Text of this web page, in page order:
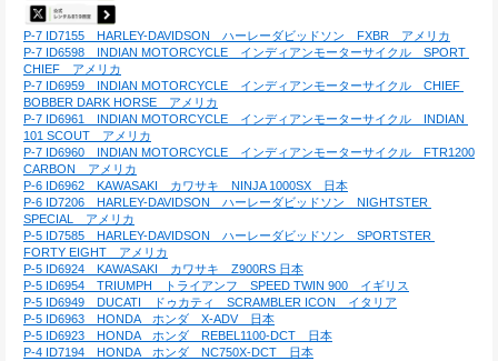
P-7 ID7155　HARLEY-DAVIDSON　ハーレーダビッドソン　FXBR　アメリカ
P-7 ID6598　INDIAN MOTORCYCLE　インディアンモーターサイクル　SPORT
CHIEF　アメリカ
P-7 ID6959　INDIAN MOTORCYCLE　インディアンモーターサイクル　CHIEF
BOBBER DARK HORSE　アメリカ
P-7 ID6961　INDIAN MOTORCYCLE　インディアンモーターサイクル　INDIAN
101 SCOUT　アメリカ
P-7 ID6960　INDIAN MOTORCYCLE　インディアンモーターサイクル　FTR1200
CARBON　アメリカ
P-6 ID6962　KAWASAKI　カワサキ　NINJA 1000SX　日本
P-6 ID7206　HARLEY-DAVIDSON　ハーレーダビッドソン　NIGHTSTER
SPECIAL　アメリカ
P-5 ID7585　HARLEY-DAVIDSON　ハーレーダビッドソン　SPORTSTER
FORTY EIGHT　アメリカ
P-5 ID6924　KAWASAKI　カワサキ　Z900RS 日本
P-5 ID6954　TRIUMPH　トライアンフ　SPEED TWIN 900　イギリス
P-5 ID6949　DUCATI　ドゥカティ　SCRAMBLER ICON　イタリア
P-5 ID6963　HONDA　ホンダ　X-ADV　日本
P-5 ID6923　HONDA　ホンダ　REBEL1100-DCT　日本
P-4 ID7194　HONDA　ホンダ　NC750X-DCT　日本